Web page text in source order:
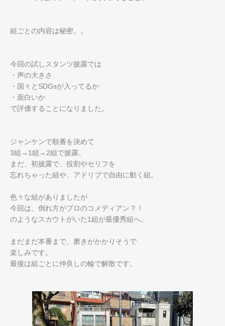
組ごとの内容は秘密。。
今回の試しスタンツ披露では
・声の大きさ
・国々とSDGsが入ってるか
・面白いか
で評価することになりました。
ジャンケンで順番を決めて
3組→1組→2組で披露。
まだ、初披露で、役割やセリフを
忘れちゃった組や、アドリブで自由に動く組。
色々な組がありましたが
今回は、倒れ方がプロのコメディアン？！
のようなスカウトがいた1組が最優秀組へ。
まだまだ本番まで、磨きがかかりそうで
楽しみです。
最後は組ごとに仲良しの輪で解散です。